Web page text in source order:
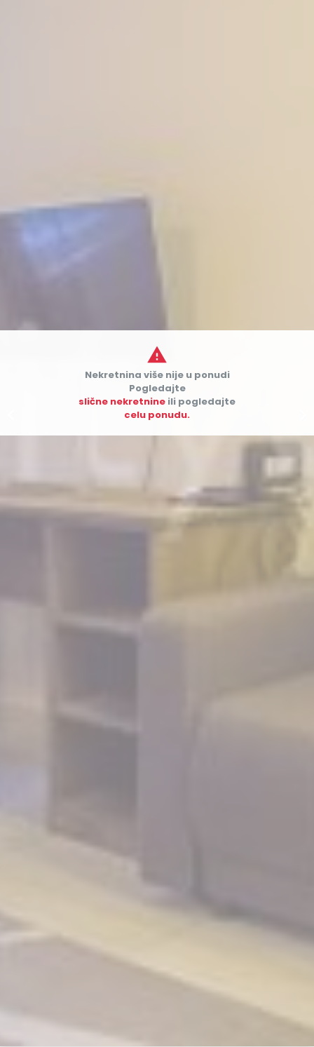

Nekretnina više nije u ponudi
Pogledajte
slične nekretnine ili pogledajte
celu ponudu.